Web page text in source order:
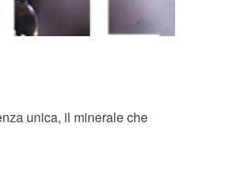
unica, il minerale che